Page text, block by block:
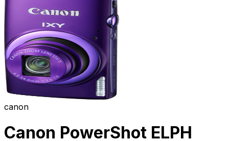
canon
Canon PowerShot ELPH